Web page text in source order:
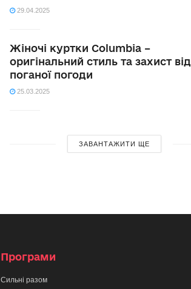
29.04.2025
Жіночі куртки Columbia –
оригінальний стиль та захист від
поганої погоди
25.03.2025
ЗАВАНТАЖИТИ ЩЕ
Програми
Сильні разом